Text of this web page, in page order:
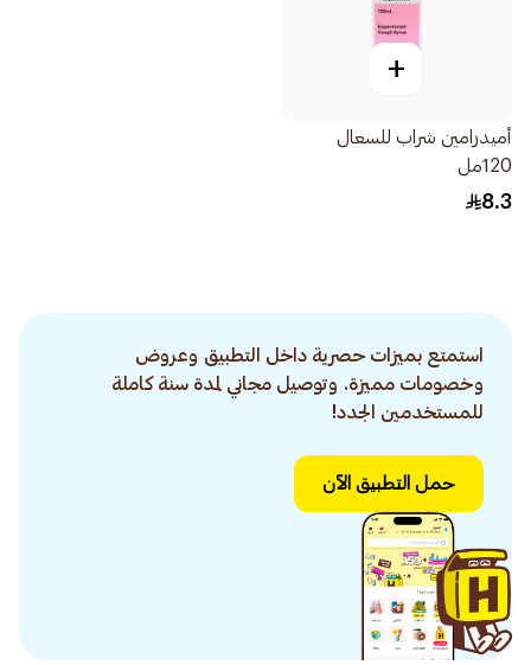
+
أميدرامين شراب للسعال
120مل
8.3
استمتع بميزات حصرية داخل التطبيق وعروض
وخصومات مميزة. وتوصيل مجاني لمدة سنة كاملة
للمستخدمين الجدد!
حمل التطبيق الآن